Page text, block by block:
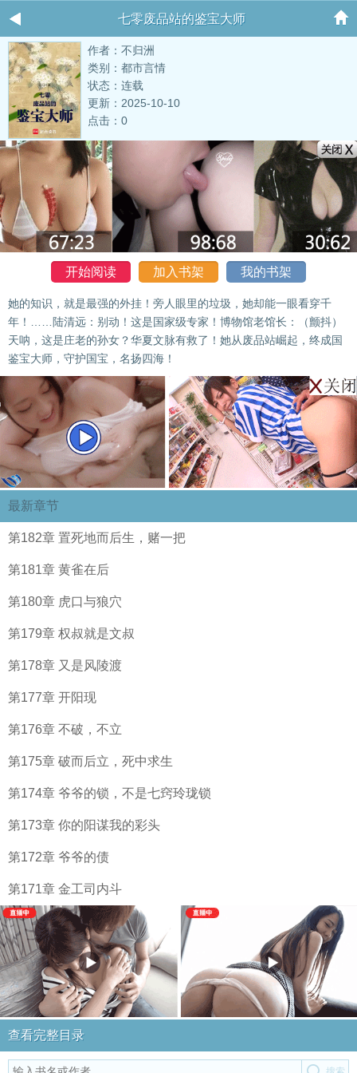
七零废品站的鉴宝大师
作者：不归洲
类别：都市言情
状态：连载
更新：2025-10-10
点击：0
开始阅读 加入书架 我的书架
她的知识，就是最强的外挂！旁人眼里的垃圾，她却能一眼看穿千
年！……陆清远：别动！这是国家级专家！博物馆老馆长：（颤抖）
天呐，这是庄老的孙女？华夏文脉有救了！她从废品站崛起，终成国
鉴宝大师，守护国宝，名扬四海！
最新章节
第182章 置死地而后生，赌一把
第181章 黄雀在后
第180章 虎口与狼穴
第179章 权叔就是文叔
第178章 又是风陵渡
第177章 开阳现
第176章 不破，不立
第175章 破而后立，死中求生
第174章 爷爷的锁，不是七窍玲珑锁
第173章 你的阳谋我的彩头
第172章 爷爷的债
第171章 金工司内斗
查看完整目录